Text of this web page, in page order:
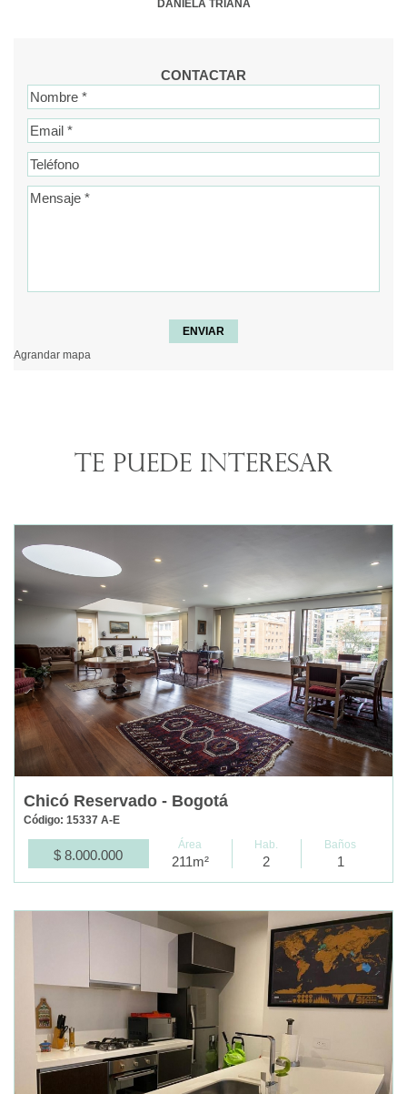
DANIELA TRIANA
Agrandar mapa
CONTACTAR
Nombre *
Email *
Teléfono
Mensaje *
ENVIAR
Te puede interesar
Chicó Reservado - Bogotá
Código: 15337 A-E
$ 8.000.000
Área
211m²
Hab.
2
Baños
1